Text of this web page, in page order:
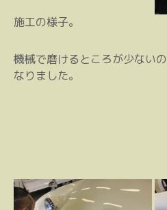
施工の様子。
機械で磨けるところが少ない
なりました。